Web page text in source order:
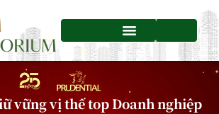
vững vị thế top Doanh nghiệp